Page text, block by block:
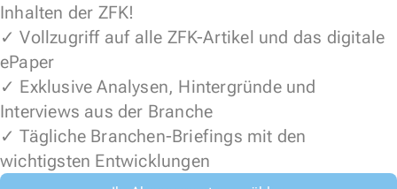
Inhalten der ZFK!
✓ Vollzugriff auf alle ZFK-Artikel und das digitale
ePaper
✓ Exklusive Analysen, Hintergründe und
Interviews aus der Branche
✓ Tägliche Branchen-Briefings mit den
wichtigsten Entwicklungen